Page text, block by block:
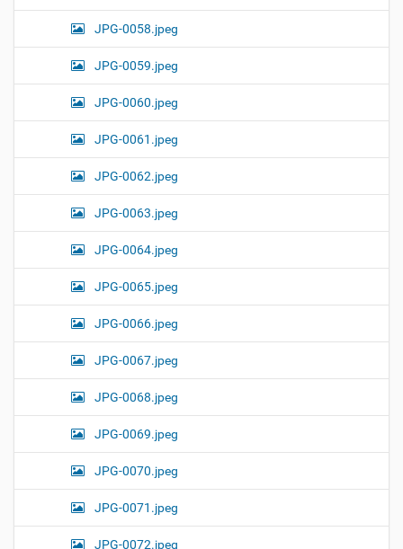
JPG-0058.jpeg
JPG-0059.jpeg
JPG-0060.jpeg
JPG-0061.jpeg
JPG-0062.jpeg
JPG-0063.jpeg
JPG-0064.jpeg
JPG-0065.jpeg
JPG-0066.jpeg
JPG-0067.jpeg
JPG-0068.jpeg
JPG-0069.jpeg
JPG-0070.jpeg
JPG-0071.jpeg
JPG-0072.jpeg